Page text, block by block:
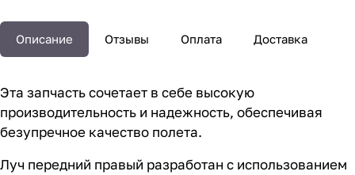
Описание Отзывы Оплата Доставка
Эта запчасть сочетает в себе высокую
производительность и надежность, обеспечивая
безупречное качество полета.
Луч передний правый разработан с использованием